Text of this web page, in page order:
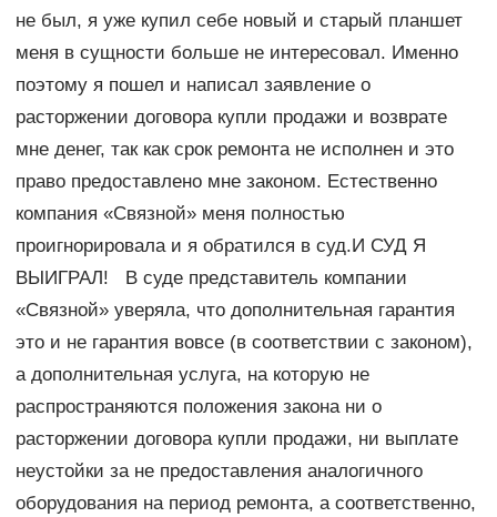
не был, я уже купил себе новый и старый планшет
меня в сущности больше не интересовал. Именно
поэтому я пошел и написал заявление о
расторжении договора купли продажи и возврате
мне денег, так как срок ремонта не исполнен и это
право предоставлено мне законом. Естественно
компания «Связной» меня полностью
проигнорировала и я обратился в суд.И СУД Я
ВЫИГРАЛ! В суде представитель компании
«Связной» уверяла, что дополнительная гарантия
это и не гарантия вовсе (в соответствии с законом),
а дополнительная услуга, на которую не
распространяются положения закона ни о
расторжении договора купли продажи, ни выплате
неустойки за не предоставления аналогичного
оборудования на период ремонта, а соответственно,